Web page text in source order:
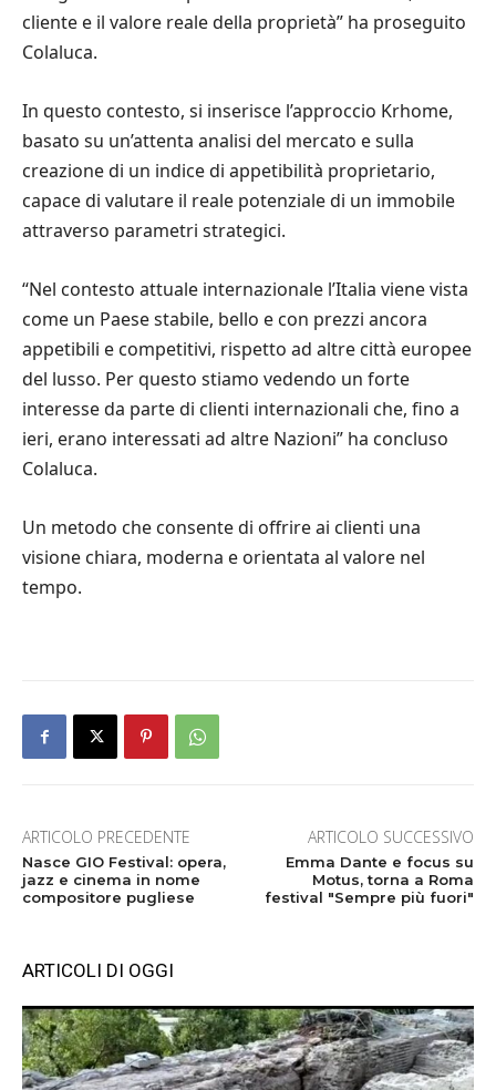
cliente e il valore reale della proprietà” ha proseguito
Colaluca.
In questo contesto, si inserisce l’approccio Krhome,
basato su un’attenta analisi del mercato e sulla
creazione di un indice di appetibilità proprietario,
capace di valutare il reale potenziale di un immobile
attraverso parametri strategici.
“Nel contesto attuale internazionale l’Italia viene vista
come un Paese stabile, bello e con prezzi ancora
appetibili e competitivi, rispetto ad altre città europee
del lusso. Per questo stiamo vedendo un forte
interesse da parte di clienti internazionali che, fino a
ieri, erano interessati ad altre Nazioni” ha concluso
Colaluca.
Un metodo che consente di offrire ai clienti una
visione chiara, moderna e orientata al valore nel
tempo.
ARTICOLO PRECEDENTE
Nasce GIO Festival: opera,
jazz e cinema in nome
compositore pugliese
ARTICOLO SUCCESSIVO
Emma Dante e focus su
Motus, torna a Roma
festival "Sempre più fuori"
ARTICOLI DI OGGI